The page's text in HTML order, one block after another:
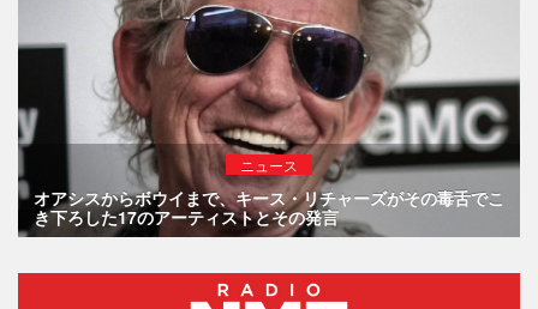
ニュース
オアシスからボウイまで、キース・リチャーズがその毒舌でこ
き下ろした17のアーティストとその発言